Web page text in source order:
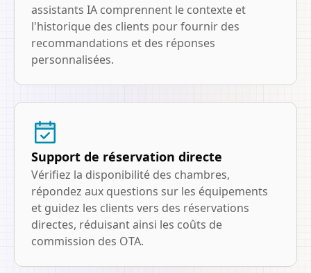
assistants IA comprennent le contexte et
l'historique des clients pour fournir des
recommandations et des réponses
personnalisées.
Support de réservation directe
Vérifiez la disponibilité des chambres,
répondez aux questions sur les équipements
et guidez les clients vers des réservations
directes, réduisant ainsi les coûts de
commission des OTA.